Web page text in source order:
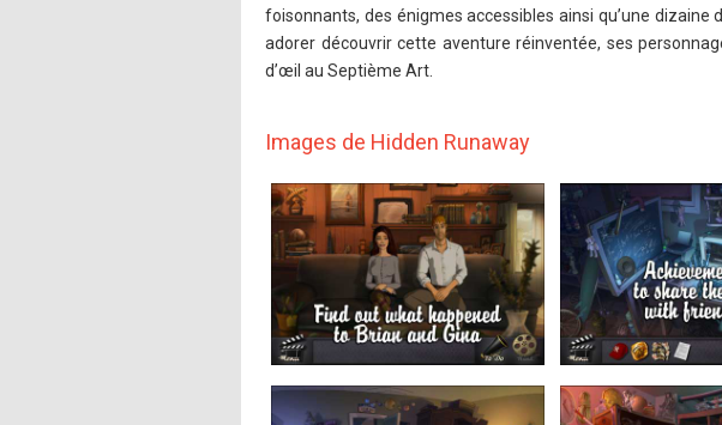
foisonnants, des énigmes accessibles ainsi qu’une
adorer découvrir cette aventure réinventée, ses
d’œil au Septième Art.
Images de Hidden Runaway